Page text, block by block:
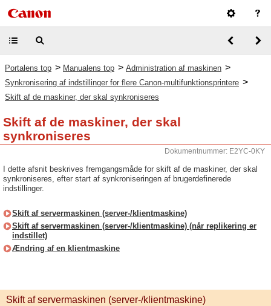
Portalens top > Manualens top > Administration af maskinen >
Synkronisering af indstillinger for flere Canon-multifunktionsprintere >
Skift af de maskiner, der skal synkroniseres
Skift af de maskiner, der skal
synkroniseres
Dokumentnummer: E2YC-0KY
I dette afsnit beskrives fremgangsmåde for skift af de maskiner, der skal
synkroniseres, efter start af synkroniseringen af brugerdefinerede
indstillinger.
Skift af servermaskinen (server-/klientmaskine)
Skift af servermaskinen (server-/klientmaskine) (når replikering er
indstillet)
Ændring af en klientmaskine
Skift af servermaskinen (server-/klientmaskine)